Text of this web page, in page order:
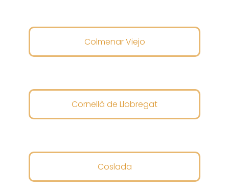
Colmenar Viejo
Cornellà de Llobregat
Coslada